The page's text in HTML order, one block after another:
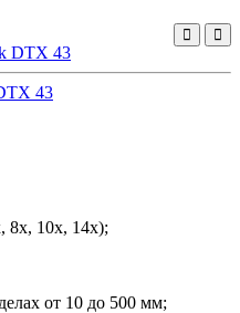
43
8x, 10x, 14x);
от 10 до 500 мм;